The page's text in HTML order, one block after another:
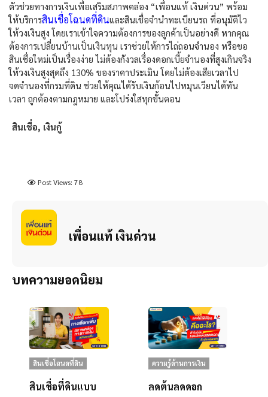
ตัวช่วยทางการเงินเพื่อเสริมสภาพคล่อง “เพื่อนแท้ เงินด่วน” พร้อม
ให้บริการสินเชื่อโฉนดที่ดินและสินเชื่อจำนำทะเบียนรถ ที่อนุมัติไว
ให้วงเงินสูง โดยเราเข้าใจความต้องการของลูกค้าเป็นอย่างดี หากคุณ
ต้องการเปลี่ยนบ้านเป็นเงินทุน เราช่วยให้การไถ่ถอนจำนอง หรือขอ
สินเชื่อใหม่เป็นเรื่องง่าย ไม่ต้องกังวลเรื่องดอกเบี้ยจำนองที่สูงเกินจริง
ให้วงเงินสูงสุดถึง 130% ของราคาประเมิน โดยไม่ต้องเสียเวลาไป
จดจำนองที่กรมที่ดิน ช่วยให้คุณได้รับเงินก้อนไปหมุนเวียนได้ทัน
เวลา ถูกต้องตามกฎหมาย และโปร่งใสทุกขั้นตอน
สินเชื่อ, เงินกู้
Post Views: 78
เพื่อนแท้ เงินด่วน
บทความยอดนิยม
สินเชื่อโฉนดที่ดิน
สินเชื่อที่ดินแบบ
ความรู้ด้านการเงิน
ลดต้นลดดอก